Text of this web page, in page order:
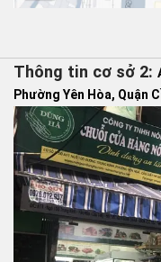
Thông tin cơ sở 2:
Phường Yên Hòa, Quận